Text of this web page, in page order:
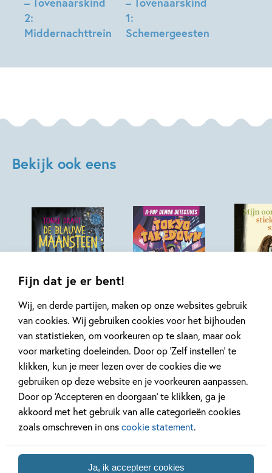
Fijn dat je er bent!
Wij, en derde partijen, maken op onze websites gebruik
van cookies. Wij gebruiken cookies voor het bijhouden
van statistieken, om voorkeuren op te slaan, maar ook
voor marketing doeleinden. Door op ‘Zelf instellen’ te
klikken, kun je meer lezen over de cookies die we
gebruiken op deze website en je voorkeuren aanpassen.
Door op ‘Accepteren en doorgaan’ te klikken, ga je
akkoord met het gebruik van alle categorieën cookies
zoals omschreven in onscookie statement.
Ja, ik accepteer cookies
2:
Middernachttrein
Sage
1:
Schemergeesten
Sage
Bekijk ook eens
04-11-2026
De blauwe
maansteen
Tonke
Dragt
23,99
Hardcover
K-Pop Demon
Detectives –
Tokyo Takedown
Stacia
Deutsch,
Lidia
Katie
15,99
Mijn
Goldewijk,
18,99